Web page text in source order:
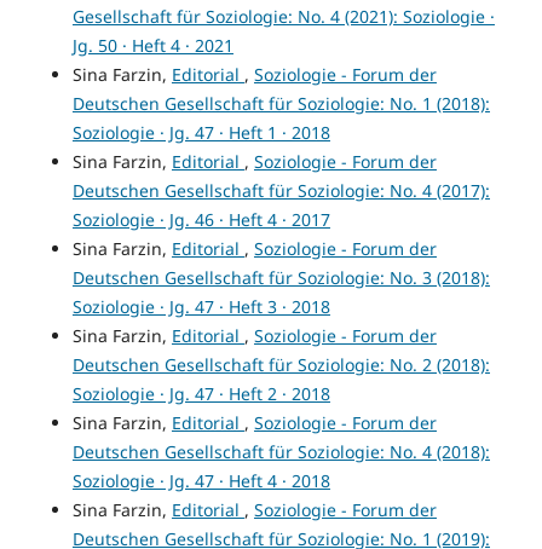
Gesellschaft für Soziologie: No. 4 (2021): Soziologie ·
Jg. 50 · Heft 4 · 2021
Sina Farzin, Editorial , Soziologie - Forum der
Deutschen Gesellschaft für Soziologie: No. 1 (2018):
Soziologie · Jg. 47 · Heft 1 · 2018
Sina Farzin, Editorial , Soziologie - Forum der
Deutschen Gesellschaft für Soziologie: No. 4 (2017):
Soziologie · Jg. 46 · Heft 4 · 2017
Sina Farzin, Editorial , Soziologie - Forum der
Deutschen Gesellschaft für Soziologie: No. 3 (2018):
Soziologie · Jg. 47 · Heft 3 · 2018
Sina Farzin, Editorial , Soziologie - Forum der
Deutschen Gesellschaft für Soziologie: No. 2 (2018):
Soziologie · Jg. 47 · Heft 2 · 2018
Sina Farzin, Editorial , Soziologie - Forum der
Deutschen Gesellschaft für Soziologie: No. 4 (2018):
Soziologie · Jg. 47 · Heft 4 · 2018
Sina Farzin, Editorial , Soziologie - Forum der
Deutschen Gesellschaft für Soziologie: No. 1 (2019):